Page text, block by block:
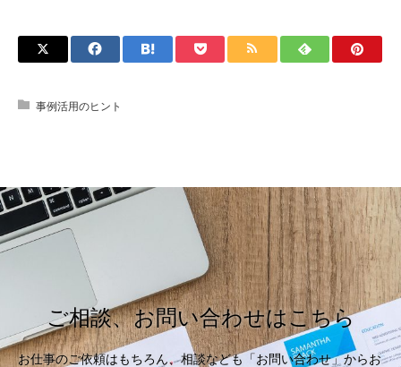
事例活用のヒント
ご相談、お問い合わせはこちら
お仕事のご依頼はもちろん、相談なども「お問い合わせ」からお